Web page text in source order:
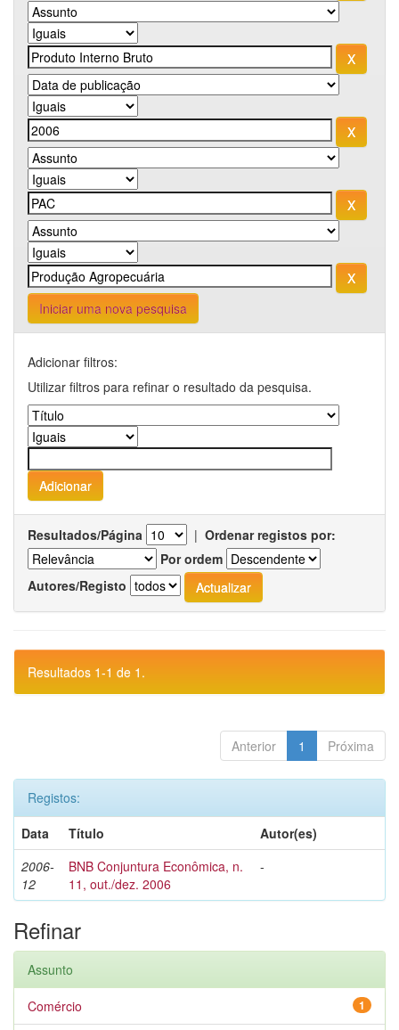
Iniciar uma nova pesquisa
Adicionar filtros:
Utilizar filtros para refinar o resultado da pesquisa.
Resultados/Página | Ordenar registos por:
Por ordem
Autores/Registo
Resultados 1-1 de 1.
Anterior 1 Próxima
Registos:
Data
Título
Autor(es)
2006-
12
BNB Conjuntura Econômica, n.
11, out./dez. 2006
-
Refinar
Assunto
1
Comércio